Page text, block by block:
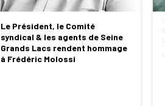
Le Président, le Comité
syndical & les agents de Seine
Grands Lacs rendent hommage
à Frédéric Molossi